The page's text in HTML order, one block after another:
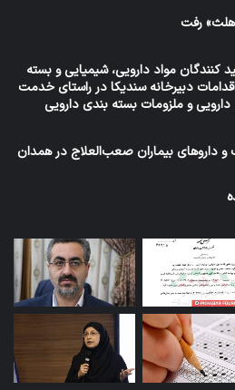
هلث» رفت
کنندگان مواد دارویی، شیمیایی و بسته
دبیرخانه سندیکا در راستای خدمت
دارویی و ملزومات بسته بندی دارویی
و داروهای بیماران صعب‌العلاج در همدان